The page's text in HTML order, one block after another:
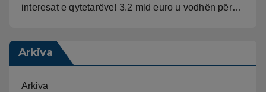
interesat e qytetarëve! 3.2 mld euro u vodhën për…
Arkiva
Arkiva